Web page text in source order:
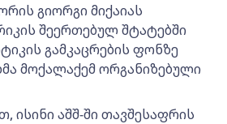
გიორგი მიქაიას
შეერთებულ შტატებში
გამკაცრების ფონზე
მოქალაქემ ორგანიზებული
ისინი აშშ-ში თავშესაფრის